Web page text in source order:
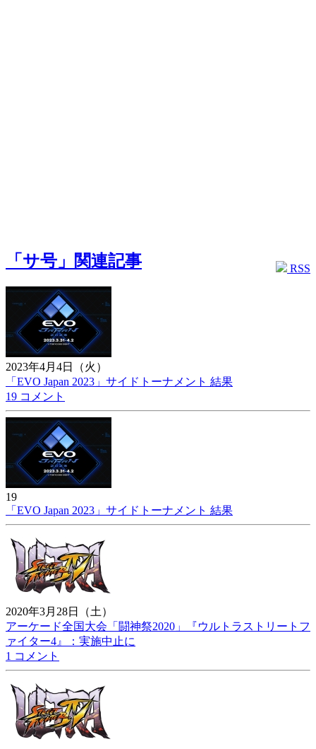
RSS
「サ号」関連記事
2023年4月4日（火）
「EVO Japan 2023」サイドトーナメント 結果
19 コメント
19
「EVO Japan 2023」サイドトーナメント 結果
2020年3月28日（土）
アーケード全国大会「闘神祭2020」『ウルトラストリートフ
ァイター4』：実施中止に
1 コメント